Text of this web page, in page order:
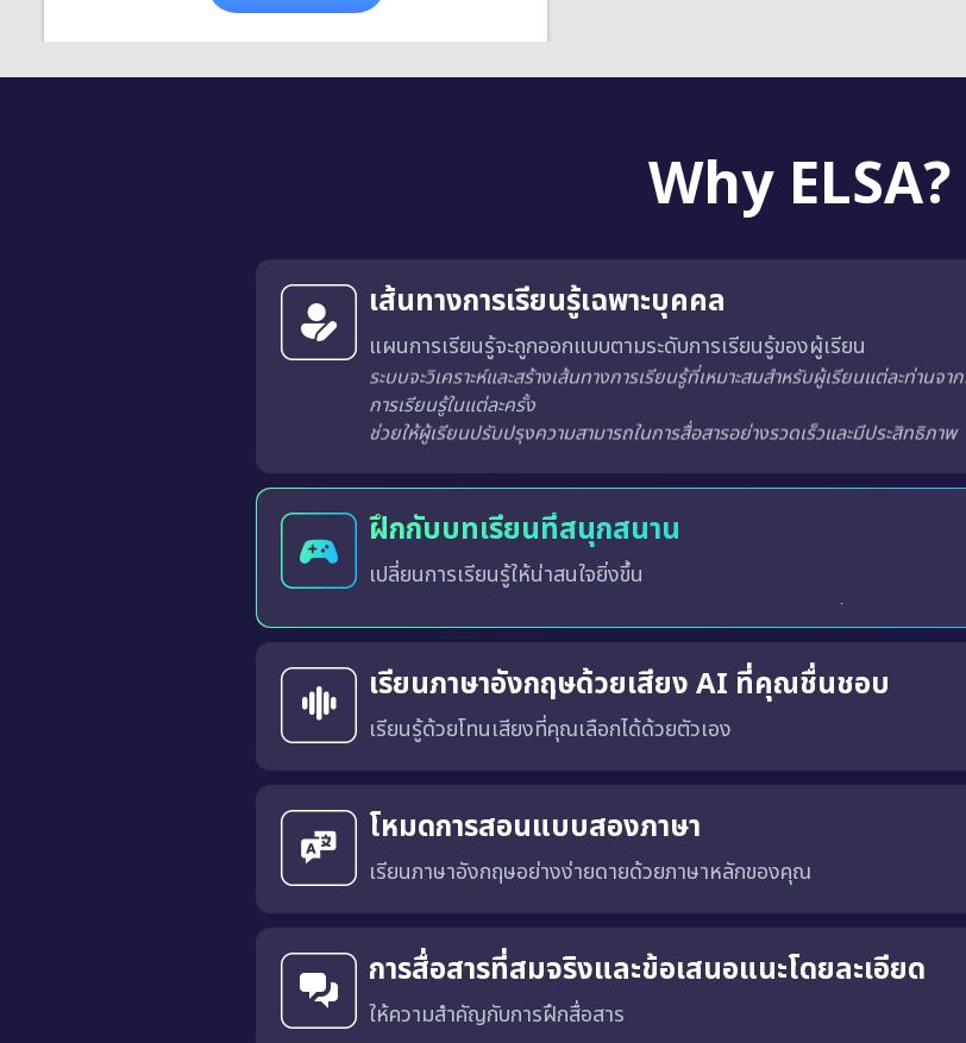
Why ELSA?
เส้นทางการเรียนรู้เฉพาะบุคคล
แผนการเรียนรู้จะถูกออกแบบตามระดับการเรียนรู้ของผู้เรียน
ฝึกกับบทเรียนที่สนุกสนาน
เปลี่ยนการเรียนรู้ให้น่าสนใจยิ่งขึ้น
บทเรียนได้รับการออกแบบในรูปแบบการฝึกโต้ตอบ ซึ่งจะมีการให้คะแนน วัดระดับ
และจัดลำดับในกระดานผู้นำ ช่วยสร้างสภาพแวดล้อมการเรียนรู้ที่สร้างแรงบันดาลใจ
น่าตื่นเต้นและไม่น่าเบื่ออีกต่อไป
เรียนภาษาอังกฤษด้วยเสียง AI ที่คุณชื่นชอบ
เรียนรู้ด้วยโทนเสียงที่คุณเลือกได้ด้วยตัวเอง
โหมดการสอนแบบสองภาษา
เรียนภาษาอังกฤษอย่างง่ายดายด้วยภาษาหลักของคุณ
การสื่อสารที่สมจริงและข้อเสนอแนะโดยละเอียด
ให้ความสำคัญกับการฝึกสื่อสาร